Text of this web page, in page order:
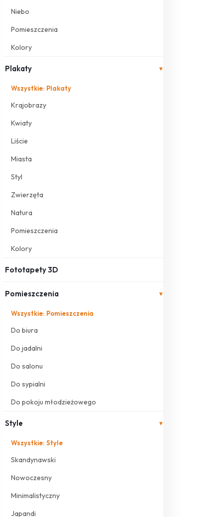
Niebo
Pomieszczenia
Kolory
Plakaty ▾
Wszystkie: Plakaty
Krajobrazy
Kwiaty
Liście
Miasta
Styl
Zwierzęta
Natura
Pomieszczenia
Kolory
Fototapety 3D
Pomieszczenia ▾
Wszystkie: Pomieszczenia
Do biura
Do jadalni
Do salonu
Do sypialni
Do pokoju młodzieżowego
Style ▾
Wszystkie: Style
Skandynawski
Nowoczesny
Minimalistyczny
Japandi